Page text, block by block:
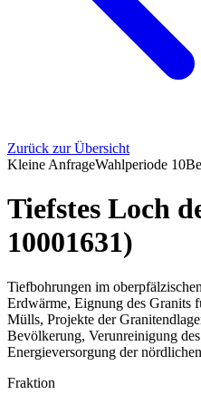
Zurück zur Übersicht
Kleine AnfrageWahlperiode 10
Tiefstes Loch
10001631)
Tiefbohrungen im
Erdwärme, Eignung des Granits
Mülls, Projekte der
Bevölkerung, Verunreinigung
Energieversorgung der
Fraktion